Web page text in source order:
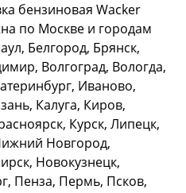
бензиновая Wacker
по Москве и городам
Белгород, Брянск,
Волгоград, Вологда,
Иваново,
Калуга, Киров,
Курск, Липецк,
Новгород,
Новокузнецк,
Пенза, Пермь, Псков,